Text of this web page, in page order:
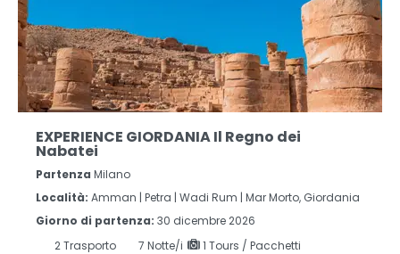
EXPERIENCE GIORDANIA Il Regno dei
Nabatei
Partenza Milano
Località: Amman | Petra | Wadi Rum | Mar Morto, Giordania
Giorno di partenza: 30 dicembre 2026
2Trasporto 7 Notte/i
1 Tours / Pacchetti